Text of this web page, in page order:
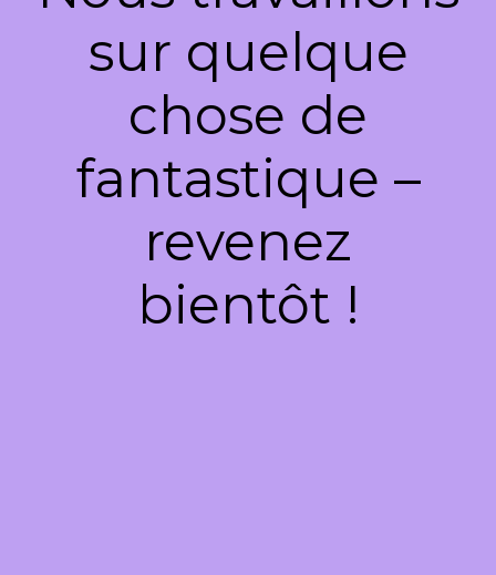
sur quelque
chose de
fantastique –
revenez
bientôt !